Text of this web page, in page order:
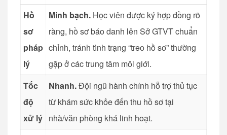
Hồ
sơ
pháp
lý
Minh bạch. Học viên được ký hợp đồng rõ
ràng, hồ sơ báo danh lên Sở GTVT chuẩn
chỉnh, tránh tình trạng “treo hồ sơ” thường
gặp ở các trung tâm môi giới.
Tốc
độ
xử lý
Nhanh.Đội ngũ hành chính hỗ trợ thủ tục
từ khám sức khỏe đến thu hồ sơ tại
nhà/văn phòng khá linh hoạt.